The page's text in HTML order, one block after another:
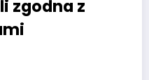
zgodna z